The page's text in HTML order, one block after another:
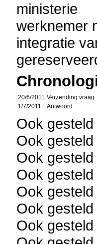
ministerie
werknemer
integratie
20/6/2011 Verzending vraag
1/7/2011
Antwoord
Ook
Ook
Ook
Ook
Ook
Ook
Ook